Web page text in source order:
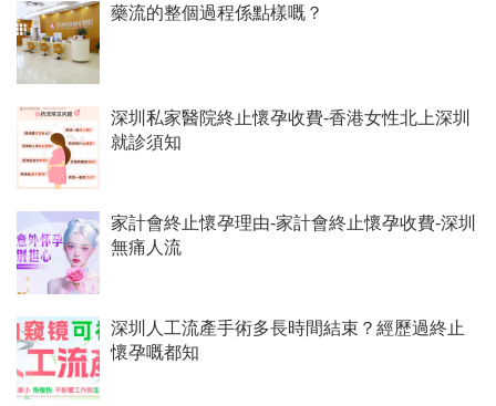
藥流的整個過程係點樣嘅？
深圳私家醫院終止懷孕收費-香港女性北上深圳
就診須知
家計會終止懷孕理由-家計會終止懷孕收費-深圳
無痛人流
深圳人工流產手術多長時間結束？經歷過終止
懷孕嘅都知